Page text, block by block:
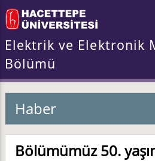
Elektrik ve Elektronik
Bölümü
Haber
Bölümümüz 50.